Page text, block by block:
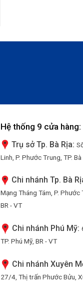
Hệ thống 9 cửa hàng:
Trụ sở Tp. Bà Rịa:
Linh, P. Phước Trung, TP. Bà
Chi nhánh Tp. Bà
Mạng Tháng Tám, P. Phước
BR - VT
Chi nhánh Phú Mỹ:
TP. Phú Mỹ, BR - VT
Chi nhánh Xuyên
27/4, Thị trấn Phước Bửu,